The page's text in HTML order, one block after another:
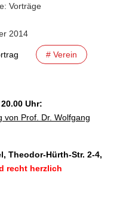
Vorträge
2014
# Verein
Uhr:
von Prof. Dr. Wolfgang
Theodor-Hürth-Str. 2-4,
recht herzlich